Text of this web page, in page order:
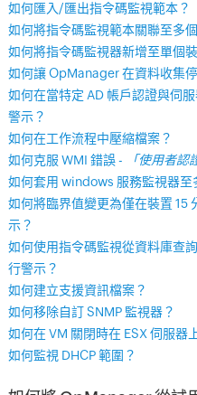
如何匯入/匯出指令碼監視範本？
如何將指令碼監視範本關聯至多
如何將指令碼監視器新增至單個
如何讓 OpManager 在資料收集
如何在當特定 AD 帳戶認證與伺
警示？
如何在工作流程中壓縮檔案？
如何克服 WMI 錯誤 -
「使用者認
如何套用 windows 服務監視器至
如何將臨界值變更為僅在裝置 15
示？
如何使用指令碼監視從資料庫查
行警示？
如何建立支援資訊檔案？
如何移除自訂 SNMP 監視器？
如何在 VM 關閉時在 ESX 伺服器
如何監視 DHCP 範圍？